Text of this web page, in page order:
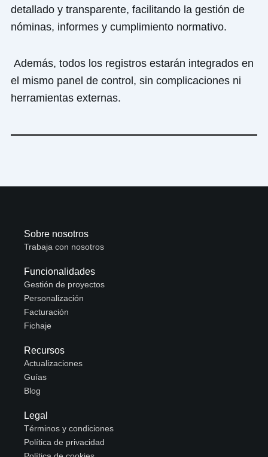
detallado y transparente, facilitando la gestión de
nóminas, informes y cumplimiento normativo.
Además, todos los registros estarán integrados en
el mismo panel de control, sin complicaciones ni
herramientas externas.
Sobre nosotros
Trabaja con nosotros
Funcionalidades
Gestión de proyectos
Personalización
Facturación
Fichaje
Recursos
Actualizaciones
Guías
Blog
Legal
Términos y condiciones
Política de privacidad